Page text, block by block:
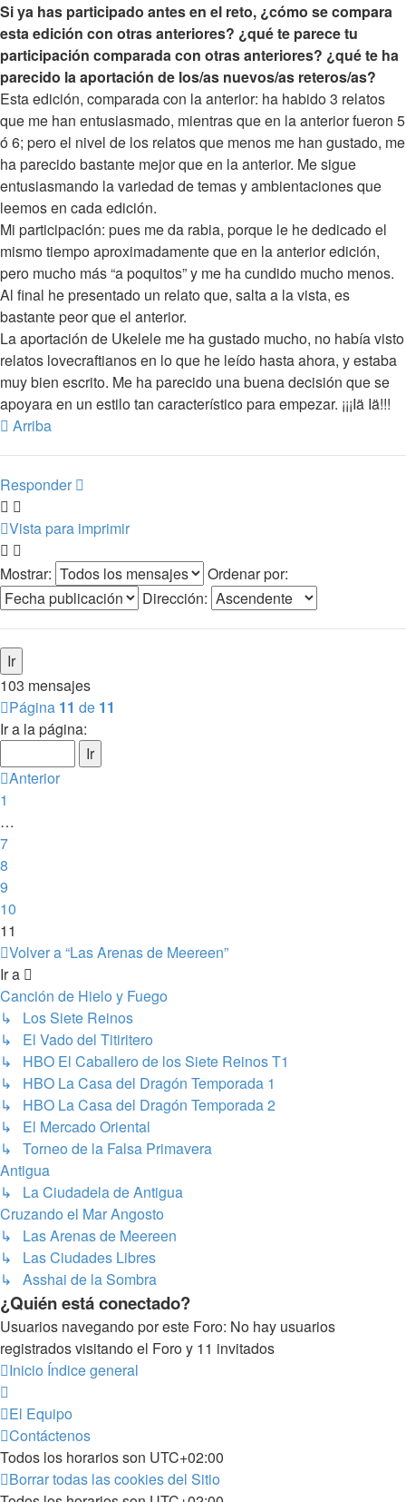
Si ya has participado antes en el reto, ¿cómo se compara
esta edición con otras anteriores? ¿qué te parece tu
participación comparada con otras anteriores? ¿qué te ha
parecido la aportación de los/as nuevos/as reteros/as?
Esta edición, comparada con la anterior: ha habido 3 relatos
que me han entusiasmado, mientras que en la anterior fueron 5
ó 6; pero el nivel de los relatos que menos me han gustado, me
ha parecido bastante mejor que en la anterior. Me sigue
entusiasmando la variedad de temas y ambientaciones que
leemos en cada edición.
Mi participación: pues me da rabia, porque le he dedicado el
mismo tiempo aproximadamente que en la anterior edición,
pero mucho más “a poquitos” y me ha cundido mucho menos.
Al final he presentado un relato que, salta a la vista, es
bastante peor que el anterior.
La aportación de Ukelele me ha gustado mucho, no había visto
relatos lovecraftianos en lo que he leído hasta ahora, y estaba
muy bien escrito. Me ha parecido una buena decisión que se
apoyara en un estilo tan característico para empezar. ¡¡¡Iä Iä!!!
Arriba
Responder
Vista para imprimir
Mostrar:
Ordenar por:
Dirección:
103 mensajes
Página 11 de 11
Ir a la página:
Anterior
1
…
7
8
9
10
11
Volver a “Las Arenas de Meereen”
Ir a
Canción de Hielo y Fuego
↳ Los Siete Reinos
↳ El Vado del Titiritero
↳ HBO El Caballero de los Siete Reinos T1
↳ HBO La Casa del Dragón Temporada 1
↳ HBO La Casa del Dragón Temporada 2
↳ El Mercado Oriental
↳ Torneo de la Falsa Primavera
Antigua
↳ La Ciudadela de Antigua
Cruzando el Mar Angosto
↳ Las Arenas de Meereen
↳ Las Ciudades Libres
↳ Asshai de la Sombra
¿Quién está conectado?
Usuarios navegando por este Foro: No hay usuarios
registrados visitando el Foro y 11 invitados
Inicio Índice general
El Equipo
Contáctenos
Todos los horarios son UTC+02:00
Borrar todas las cookies del Sitio